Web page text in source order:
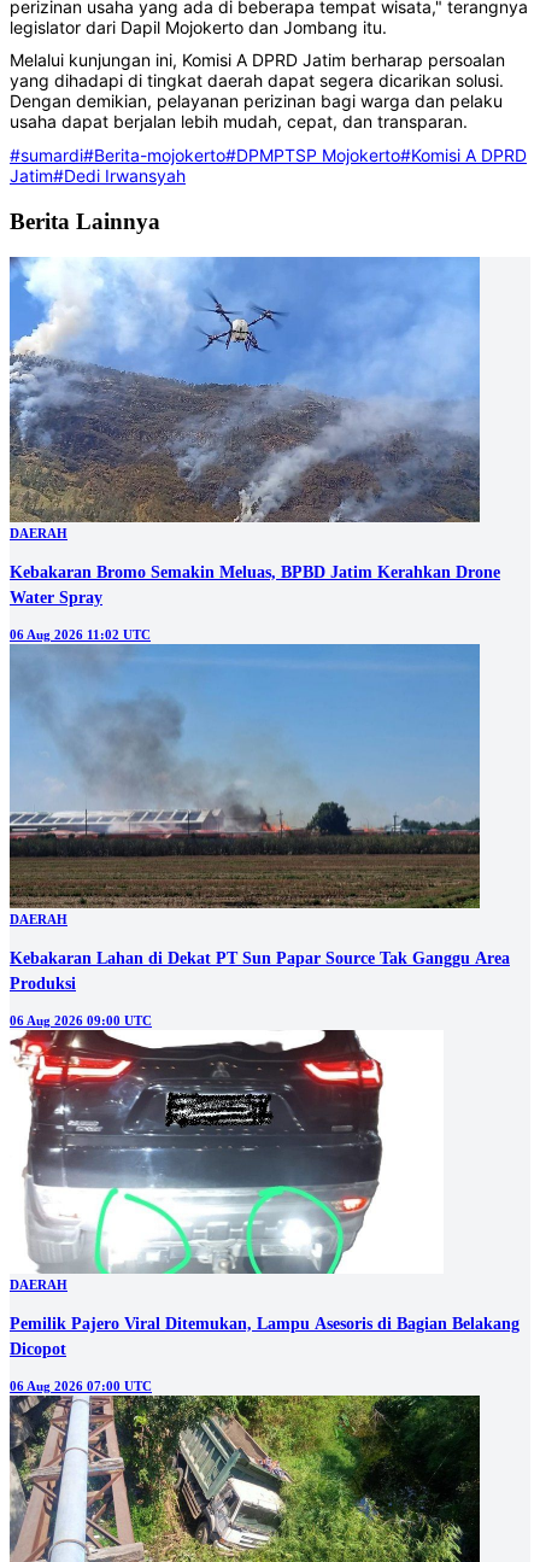
perizinan usaha yang ada di beberapa tempat wisata," terangnya
legislator dari Dapil Mojokerto dan Jombang itu.
Melalui kunjungan ini, Komisi A DPRD Jatim berharap persoalan
yang dihadapi di tingkat daerah dapat segera dicarikan solusi.
Dengan demikian, pelayanan perizinan bagi warga dan pelaku
usaha dapat berjalan lebih mudah, cepat, dan transparan.
#sumardi#Berita-mojokerto#DPMPTSP Mojokerto#Komisi A DPRD
Jatim#Dedi Irwansyah
Berita Lainnya
DAERAH
Kebakaran Bromo Semakin Meluas, BPBD Jatim Kerahkan Drone
Water Spray
06 Aug 2026 11:02 UTC
DAERAH
Kebakaran Lahan di Dekat PT Sun Papar Source Tak Ganggu Area
Produksi
06 Aug 2026 09:00 UTC
DAERAH
Pemilik Pajero Viral Ditemukan, Lampu Asesoris di Bagian Belakang
Dicopot
06 Aug 2026 07:00 UTC